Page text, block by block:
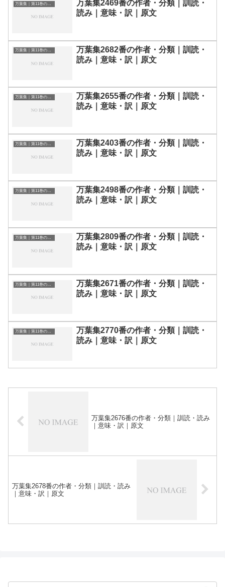
万葉集｜第11巻の和歌一覧
万葉集2469番の作者・分類｜訓読・
読み｜意味・訳｜原文
万葉集｜第11巻の和歌一覧
万葉集2682番の作者・分類｜訓読・
読み｜意味・訳｜原文
万葉集｜第11巻の和歌一覧
万葉集2655番の作者・分類｜訓読・
読み｜意味・訳｜原文
万葉集｜第11巻の和歌一覧
万葉集2403番の作者・分類｜訓読・
読み｜意味・訳｜原文
万葉集｜第11巻の和歌一覧
万葉集2498番の作者・分類｜訓読・
読み｜意味・訳｜原文
万葉集｜第11巻の和歌一覧
万葉集2809番の作者・分類｜訓読・
読み｜意味・訳｜原文
万葉集｜第11巻の和歌一覧
万葉集2671番の作者・分類｜訓読・
読み｜意味・訳｜原文
万葉集｜第11巻の和歌一覧
万葉集2770番の作者・分類｜訓読・
読み｜意味・訳｜原文
万葉集2676番の作者・分類｜訓読・読み
｜意味・訳｜原文
万葉集2678番の作者・分類｜訓読・読み
｜意味・訳｜原文